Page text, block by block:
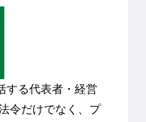
する代表者・経営
令だけでなく、プ